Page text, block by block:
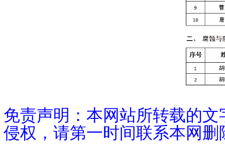
免责声明：本网站所转载的
侵权，请第一时间联系本网删